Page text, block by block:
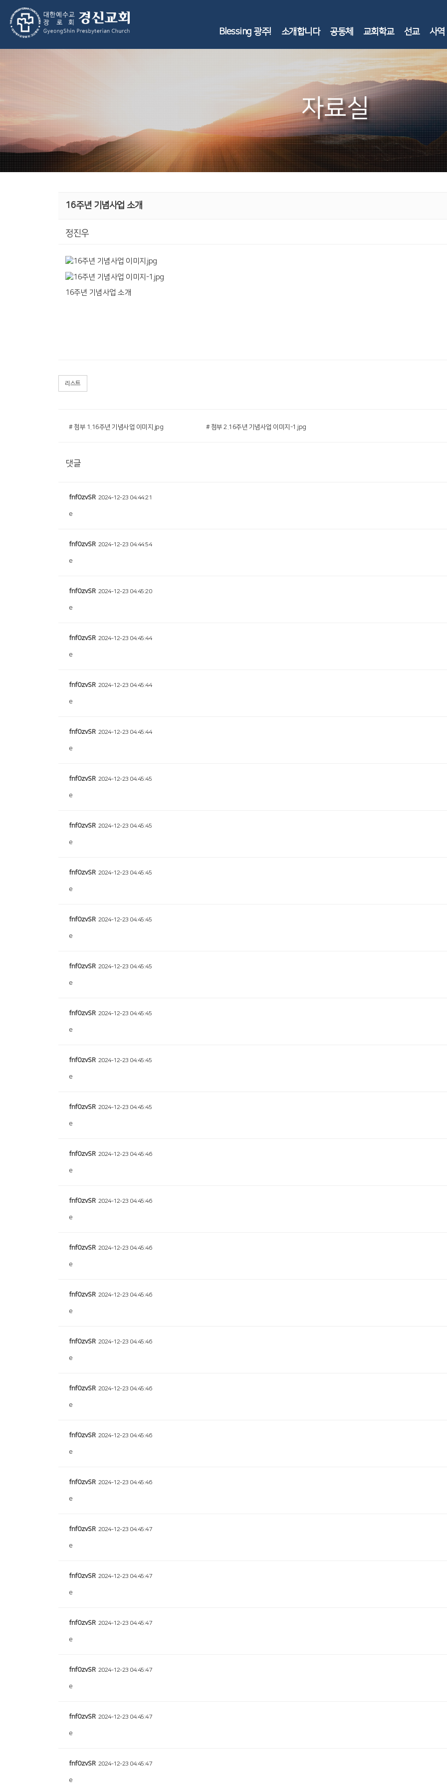
Blessing 광주! 소개합니다 공동체 교회학교 선교 사
자료실
16주년 기념사업 소개
정진우
16주년 기념사업 소개
리스트
# 첨부 1.16주년 기념사업 이미지.jpg # 첨부 2.16주년 기념사업 이미지-1.jpg
댓글
fnfOzvSR 2024-12-23 04:44:21
e
fnfOzvSR 2024-12-23 04:44:54
e
fnfOzvSR 2024-12-23 04:45:20
e
fnfOzvSR 2024-12-23 04:45:44
e
fnfOzvSR 2024-12-23 04:45:44
e
fnfOzvSR 2024-12-23 04:45:44
e
fnfOzvSR 2024-12-23 04:45:45
e
fnfOzvSR 2024-12-23 04:45:45
e
fnfOzvSR 2024-12-23 04:45:45
e
fnfOzvSR 2024-12-23 04:45:45
e
fnfOzvSR 2024-12-23 04:45:45
e
fnfOzvSR 2024-12-23 04:45:45
e
fnfOzvSR 2024-12-23 04:45:45
e
fnfOzvSR 2024-12-23 04:45:45
e
fnfOzvSR 2024-12-23 04:45:46
e
fnfOzvSR 2024-12-23 04:45:46
e
fnfOzvSR 2024-12-23 04:45:46
e
fnfOzvSR 2024-12-23 04:45:46
e
fnfOzvSR 2024-12-23 04:45:46
e
fnfOzvSR 2024-12-23 04:45:46
e
fnfOzvSR 2024-12-23 04:45:46
e
fnfOzvSR 2024-12-23 04:45:46
e
fnfOzvSR 2024-12-23 04:45:47
e
fnfOzvSR 2024-12-23 04:45:47
e
fnfOzvSR 2024-12-23 04:45:47
e
fnfOzvSR 2024-12-23 04:45:47
e
fnfOzvSR 2024-12-23 04:45:47
e
fnfOzvSR 2024-12-23 04:45:47
e